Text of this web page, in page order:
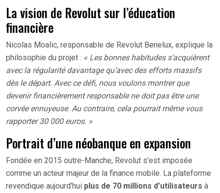
La vision de Revolut sur l’éducation
financière
Nicolas Moalic, responsable de Revolut Benelux, explique la
philosophie du projet : « Les bonnes habitudes s’acquièrent
avec la régularité davantage qu’avec des efforts massifs
dès le départ. Avec ce défi, nous voulons montrer que
devenir financièrement responsable ne doit pas être une
corvée ennuyeuse. Au contraire, cela pourrait même vous
rapporter 30 000 euros. »
Portrait d’une néobanque en expansion
Fondée en 2015 outre-Manche, Revolut s’est imposée
comme un acteur majeur de la finance mobile. La plateforme
revendique aujourd’hui plus de 70 millions d’utilisateurs à